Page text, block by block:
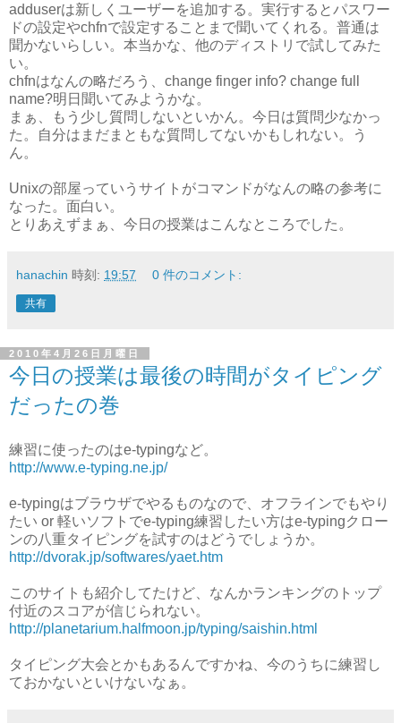
adduserは新しくユーザーを追加する。実行するとパスワー
ドの設定やchfnで設定することまで聞いてくれる。普通は
聞かないらしい。本当かな、他のディストリで試してみた
い。
chfnはなんの略だろう、change finger info? change full
name?明日聞いてみようかな。
まぁ、もう少し質問しないといかん。今日は質問少なかっ
た。自分はまだまともな質問してないかもしれない。う
ん。
Unixの部屋っていうサイトがコマンドがなんの略の参考に
なった。面白い。
とりあえずまぁ、今日の授業はこんなところでした。
hanachin 時刻: 19:57 0 件のコメント:
共有
2010年4月26日月曜日
今日の授業は最後の時間がタイピング
だったの巻
練習に使ったのはe-typingなど。
http://www.e-typing.ne.jp/
e-typingはブラウザでやるものなので、オフラインでもやり
たい or 軽いソフトでe-typing練習したい方はe-typingクロー
ンの八重タイピングを試すのはどうでしょうか。
http://dvorak.jp/softwares/yaet.htm
このサイトも紹介してたけど、なんかランキングのトップ
付近のスコアが信じられない。
http://planetarium.halfmoon.jp/typing/saishin.html
タイピング大会とかもあるんですかね、今のうちに練習し
ておかないといけないなぁ。